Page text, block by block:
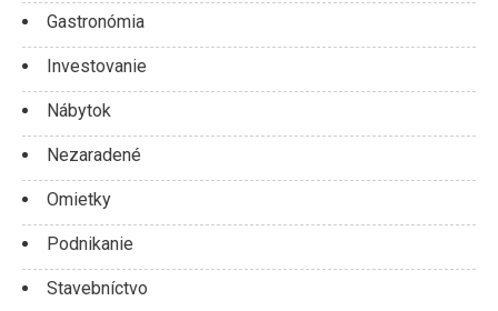
Gastronómia
Investovanie
Nábytok
Nezaradené
Omietky
Podnikanie
Stavebníctvo